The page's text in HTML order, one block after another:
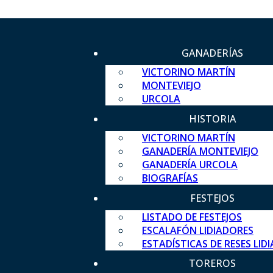
GANADERÍAS
VICTORINO MARTÍN
MONTEVIEJO
URCOLA
HISTORIA
VICTORINO MARTÍN
GANADERÍA MONTEVIEJO
GANADERÍA URCOLA
BIOGRAFÍAS
FESTEJOS
LISTADO DE FESTEJOS
ESCALAFÓN LIDIADORES
ESTADÍSTICAS DE RESES
TOREROS